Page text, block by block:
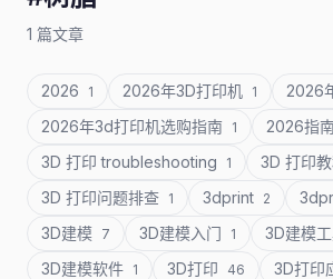
1 篇文章
2026 1 2026年3D打印机 1 2026
2026年3d打印机选购指南 1 2026指
3D 打印 troubleshooting 1 3D 打印
3D 打印问题排查 1 3dprint 2
3D建模 7 3D建模入门 1 3D建模
3D建模软件 1 3D打印 46 3D打印